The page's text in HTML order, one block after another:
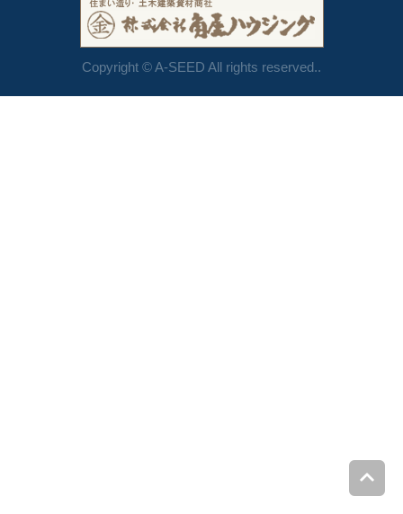
Copyright © A-SEED All rights reserved..